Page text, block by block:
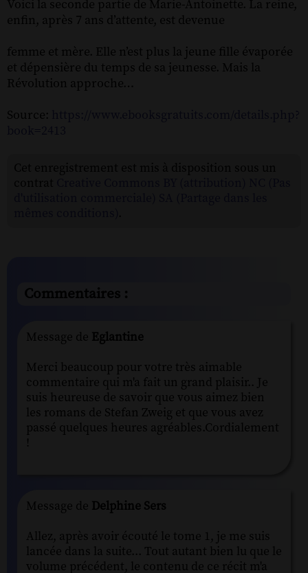
Voici la seconde partie de Marie-Antoinette. La reine,
enfin, après 7 ans d’attente, est devenue
femme et mère. Elle n’est plus la jeune fille évaporée
et dépensière du temps de sa jeunesse. Mais la
Révolution approche…
Source:
Commentaires :
Message de Eglantine
Merci beaucoup pour votre très aimable
commentaire qui m'a fait un grand plaisir.. Je
suis heureuse de savoir que vous aimez bien
les romans de Stefan Zweig et que vous avez
passé quelques heures agréables.Cordialement
!
Message de Delphine Sers
Allez, après avoir écouté le tome 1, je me suis
lancée dans la suite... Tout autant bien lu que le
volume précédent, le contenu de ce récit m'a